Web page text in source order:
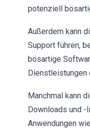
potenziell
Außerdem kann
Support führen,
bösartige
Dienstleistungen
Manchmal kann
Downloads und
Anwendungen